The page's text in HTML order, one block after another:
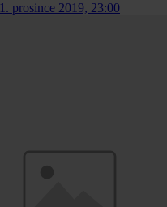
1. prosince 2019, 23:00